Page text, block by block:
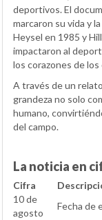
deportivos. El
marcaron su vida y
Heysel en 1985 y
impactaron al
los corazones de
A través de un
grandeza no solo
humano,
del campo.
La noticia en
Cifra
10 de
agosto
Fecha de